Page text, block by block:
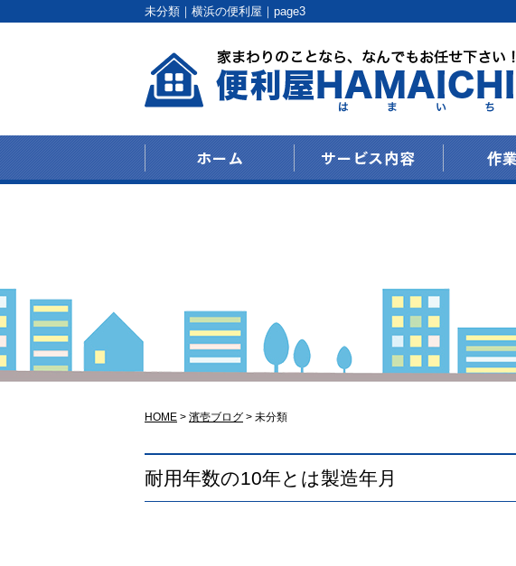
未分類｜横浜の便利屋｜page3
HOME > 濱壱ブログ > 未分類
耐用年数の10年とは製造年月